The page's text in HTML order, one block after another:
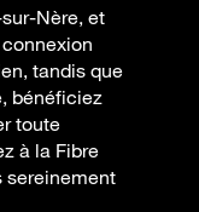
Nère, et
tandis que
bénéficiez
toute
à la Fibre
sereinement